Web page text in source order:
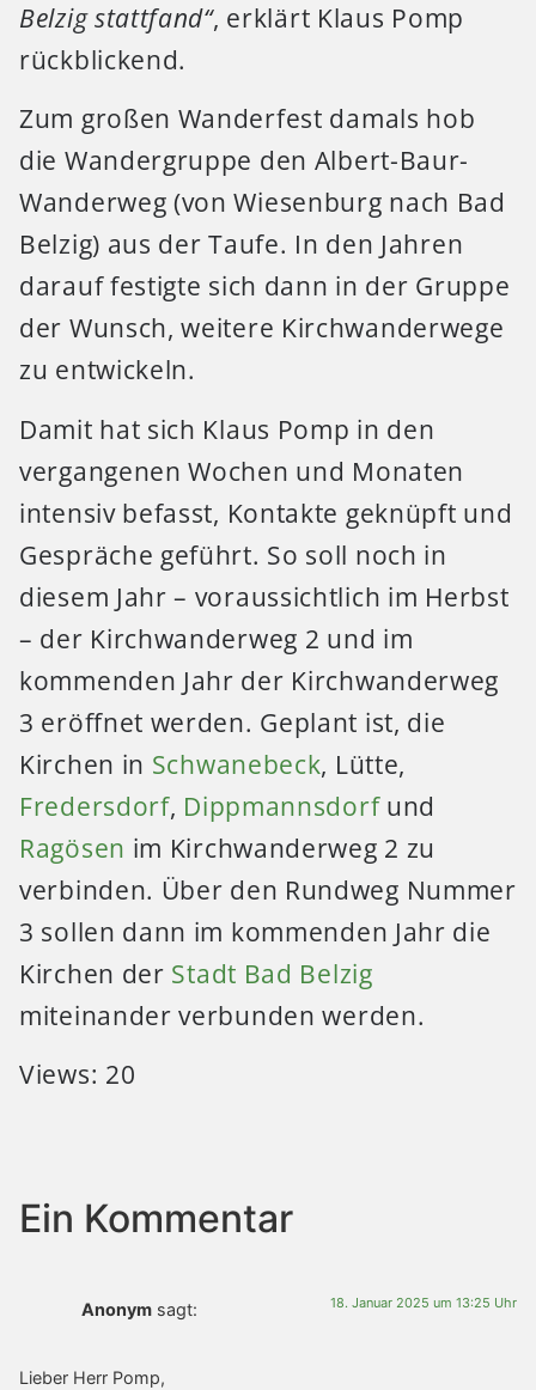
Belzig stattfand“, erklärt Klaus Pomp
rückblickend.
Zum großen Wanderfest damals hob
die Wandergruppe den Albert-Baur-
Wanderweg (von Wiesenburg nach Bad
Belzig) aus der Taufe. In den Jahren
darauf festigte sich dann in der Gruppe
der Wunsch, weitere Kirchwanderwege
zu entwickeln.
Damit hat sich Klaus Pomp in den
vergangenen Wochen und Monaten
intensiv befasst, Kontakte geknüpft und
Gespräche geführt. So soll noch in
diesem Jahr – voraussichtlich im Herbst
– der Kirchwanderweg 2 und im
kommenden Jahr der Kirchwanderweg
3 eröffnet werden. Geplant ist, die
Kirchen in Schwanebeck, Lütte,
Fredersdorf, Dippmannsdorfund
Ragösen im Kirchwanderweg 2 zu
verbinden. Über den Rundweg Nummer
3 sollen dann im kommenden Jahr die
Kirchen der Stadt Bad Belzig
miteinander verbunden werden.
Views: 20
Ein Kommentar
Anonym sagt: 18. Januar 2025 um 13:25 Uhr
Lieber Herr Pomp,